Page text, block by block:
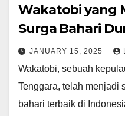
Wakatobi yang
Surga Bahari
JANUARY 15, 2025
Wakatobi, sebuah
Tenggara, telah menjadi
bahari terbaik di